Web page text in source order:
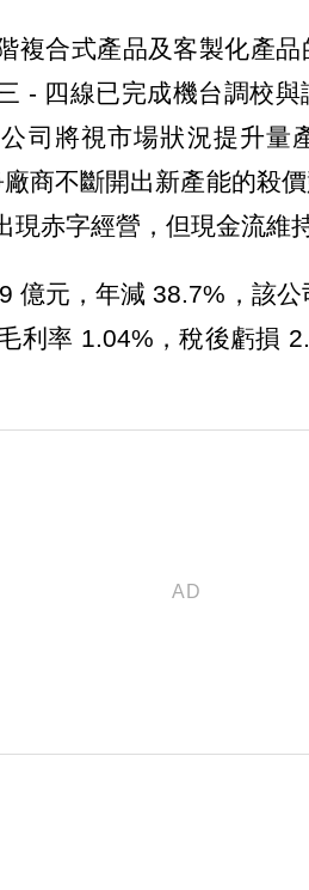
複合式產品及客製化產
- 四線已完成機台調校
司將視市場狀況提升量
商不斷開出新產能的殺
現赤字經營，但現金流維
億元，年減 38.7%，該
利率 1.04%，稅後虧損